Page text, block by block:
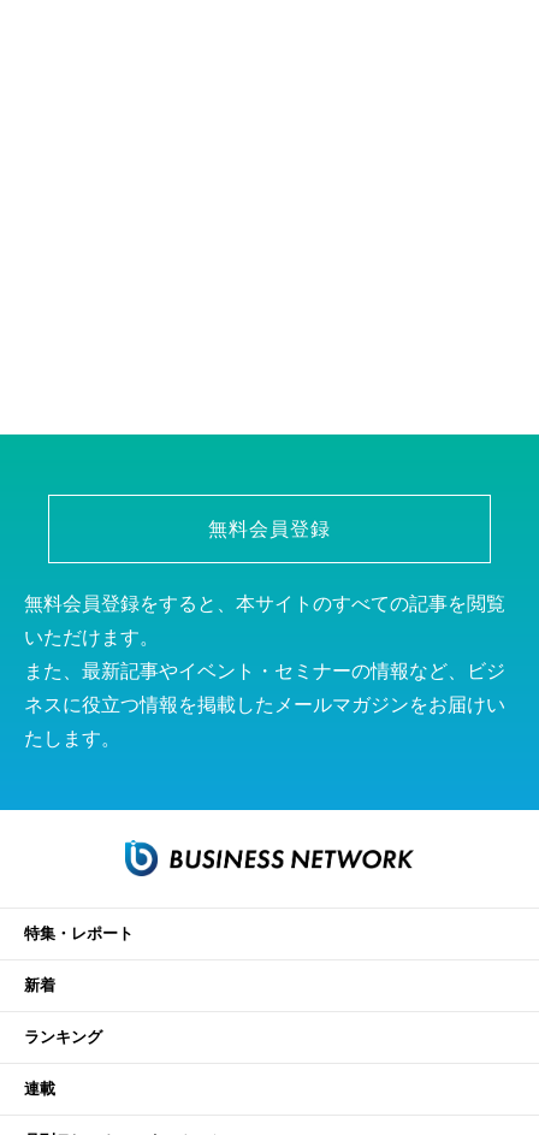
無料会員登録
無料会員登録をすると、本サイトのすべての記事を閲覧
いただけます。
また、最新記事やイベント・セミナーの情報など、ビジ
ネスに役立つ情報を掲載したメールマガジンをお届けい
たします。
特集・レポート
新着
ランキング
連載